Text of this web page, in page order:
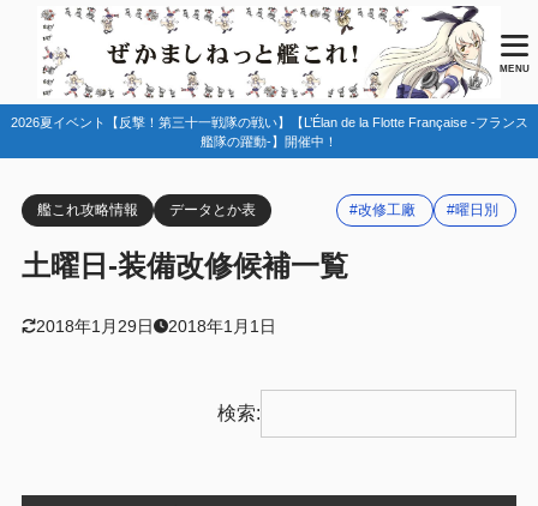
MENU
2026夏イベント【反撃！第三十一戦隊の戦い】【L’Élan de la Flotte Française -フランス
艦隊の躍動-】開催中！
艦これ攻略情報 データとか表 #改修工廠 #曜日別
土曜日-装備改修候補一覧
2018年1月29日 2018年1月1日
検索: